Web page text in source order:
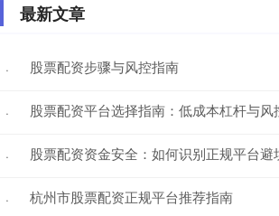
最新文章
· 股票配资步骤与风控指南
· 股票配资平台选择指南：低成本杠杆与风
· 股票配资资金安全：如何识别正规平台避
· 杭州市股票配资正规平台推荐指南